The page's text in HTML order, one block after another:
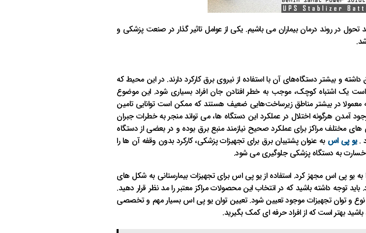
در روند درمان بیماران می باشیم. یکی از عوامل تاثیر گذار در صنعت پزشکی و
و بیشتر دستگاه‌های آن با استفاده از نیروی برق کارکرد دارند. در این محیط که
است یک اشتباه کوچک، موجب به خطر افتادن جان افراد بسیاری شود. این موضوع
در بیشتر مناطق زیرساخت‌هایی ضعیف هستند که ممکن است توانایی تامین
آمدن هرگونه اختلال در عملکرد این دستگاه ها، می تواند منجر به خطرات جبران
مختلف مراکز برای عملکرد صحیح نیازمند منبع برق بوده و در بعضی از دستگاه
.یو پی اس به عنوان پشتیبان برق برای تجهیزات پزشکی، کارکرد بدون وقفه آن ها را
خسارت به دستگاه پزشکی جلوگیری می شود.
را به یو پی اس مجهز کرد. استفاده از یو پی اس برای تجهیزات بیمارستانی به شکل های
توجه داشته باشید که در انتخاب این محصولات مراکز معتبر را مد نظر قرار دهید.
نوع و توان تجهیزات موجود تعیین شود. تعیین توان یو پی اس بسیار مهم و تخصصی
بهتر است که از افراد حرفه ای کمک بگیرید.